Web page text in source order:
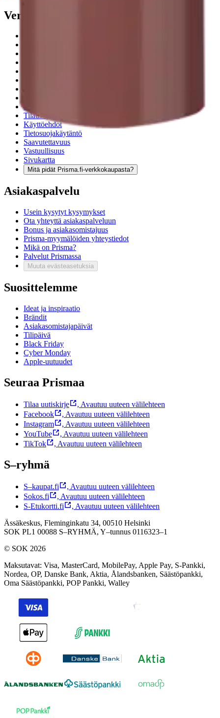
Verkkokauppa
Asennuspalvelut
Tilaus- ja toimitusehdot
Käyttöehdot
Tietosuojakäytäntö
Saavutettavuus
Vastuullisuus
Sivukartta
Mitä pidät Prisma.fi-verkkokaupasta?
Asiakaspalvelu
Usein kysytyt kysymykset
Ota yhteyttä asiakaspalveluun
Bonus ja asiakasomistajuus
Prisma-myymälöiden yhteystiedot
Mikä on Prisma?
Palvelut Prismassa
Muuta evästeasetuksia
Suosittelemme
Ideat ja inspiraatio
Brändit
Asiakasomistajapäivät
Tilipäivä
Black Friday
Cyber Monday
Apple-uutuudet
Seuraa Prismaa
Tilaa uutiskirje , Avautuu uuteen välilehteen
Facebook
, Avautuu uuteen välilehteen
Instagram
, Avautuu uuteen välilehteen
YouTube
, Avautuu uuteen välilehteen
TikTok
, Avautuu uuteen välilehteen
S–ryhmä
S–kaupat.fi , Avautuu uuteen välilehteen
Sokos.fi
, Avautuu uuteen välilehteen
S-Etukortti.fi
, Avautuu uuteen välilehteen
Ässäkeskus, Fleminginkatu 34, 00510 Helsinki
SOK PL1 00088 S–RYHMÄ, Y–tunnus 0116323–1
© SOK 2026
Maksutavat: Visa, MasterCard, MobilePay, Apple Pay, S-Pankki,
Nordea, OP, Danske Bank, Aktia, Ålandsbanken, Säästöpankki,
Oma Säästöpankki, POP Pankki, Walley